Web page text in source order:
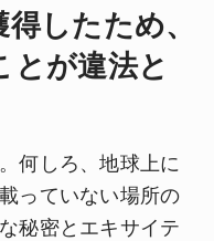
したため、
が違法と
何しろ、地球上に
っていない場所の
秘密とエキサイテ